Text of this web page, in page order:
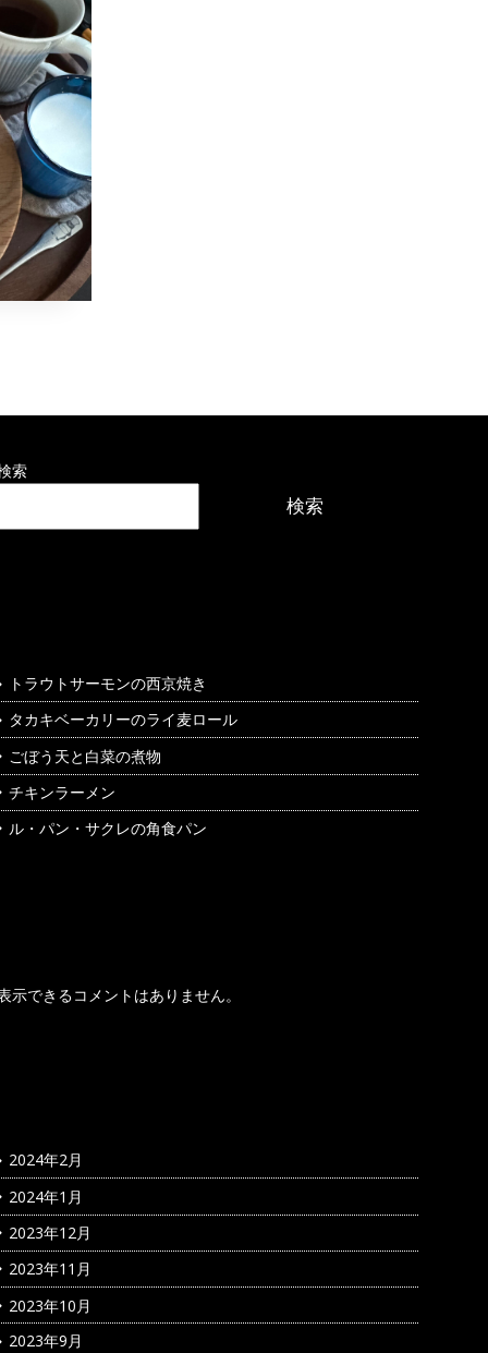
孝次 近
索
検索
トラウトサーモンの西京焼き
タカキベーカリーのライ麦ロール
ごぼう天と白菜の煮物
チキンラーメン
ル・パン・サクレの角食パン
示できるコメントはありません。
2024年2月
2024年1月
2023年12月
2023年11月
2023年10月
2023年9月